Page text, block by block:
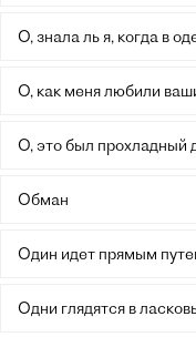
О, знала ль я, когда в
О, как меня любили
О, это был прохладный
Обман
Один идет прямым
Одни глядятся в